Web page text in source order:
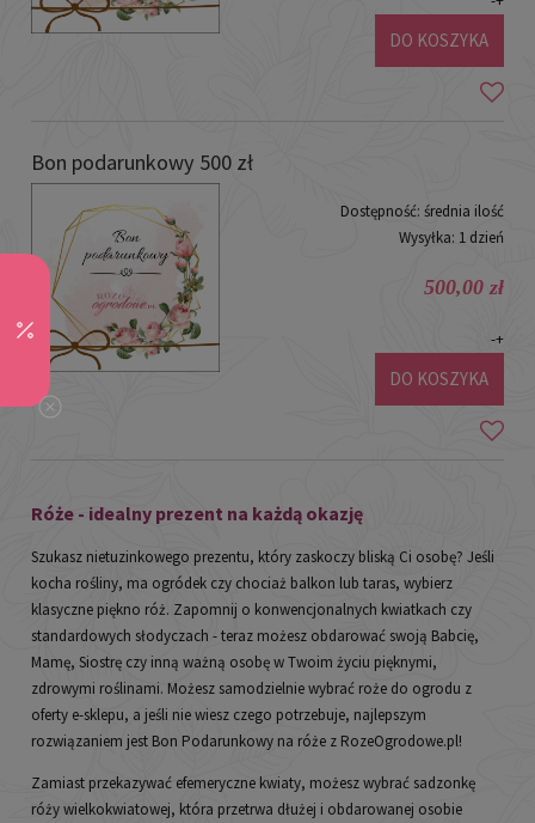
DO KOSZYKA
Bon podarunkowy 500 zł
Dostępność: średnia ilość
Wysyłka: 1 dzień
500,00 zł
-+
DO KOSZYKA
Róże - idealny prezent na każdą okazję
Szukasz nietuzinkowego prezentu, który zaskoczy bliską Ci osobę? Jeśli
kocha rośliny, ma ogródek czy chociaż balkon lub taras, wybierz
klasyczne piękno róż. Zapomnij o konwencjonalnych kwiatkach czy
standardowych słodyczach - teraz możesz obdarować swoją Babcię,
Mamę, Siostrę czy inną ważną osobę w Twoim życiu pięknymi,
zdrowymi roślinami. Możesz samodzielnie wybrać roże do ogrodu z
oferty e-sklepu, a jeśli nie wiesz czego potrzebuje, najlepszym
rozwiązaniem jest Bon Podarunkowy na róże z RozeOgrodowe.pl!
Zamiast przekazywać efemeryczne kwiaty, możesz wybrać sadzonkę
róży wielkokwiatowej, która przetrwa dłużej i obdarowanej osobie